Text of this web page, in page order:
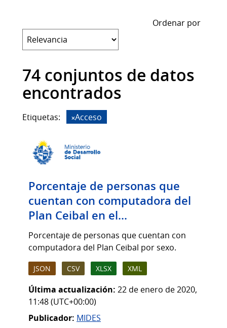
Ordenar por
74 conjuntos de datos
encontrados
Etiquetas: Acceso
Porcentaje de personas que
cuentan con computadora del
Plan Ceibal en el...
Porcentaje de personas que cuentan con
computadora del Plan Ceibal por sexo.
JSON CSV XLSX XML
Última actualización: 22 de enero de 2020,
11:48 (UTC+00:00)
Publicador: MIDES